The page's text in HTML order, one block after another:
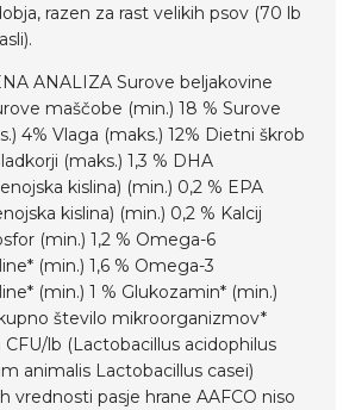
razen za rast velikih psov (70 lb
ANALIZA Surove beljakovine
maščobe (min.) 18 % Surove
4% Vlaga (maks.) 12% Dietni škrob
(maks.) 1,3 % DHA
kislina) (min.) 0,2 % EPA
kislina) (min.) 0,2 % Kalcij
(min.) 1,2 % Omega-6
(min.) 1,6 % Omega-3
(min.) 1 % Glukozamin* (min.)
število mikroorganizmov*
CFU/lb (Lactobacillus acidophilus
animalis Lactobacillus casei)
vrednosti pasje hrane AAFCO niso